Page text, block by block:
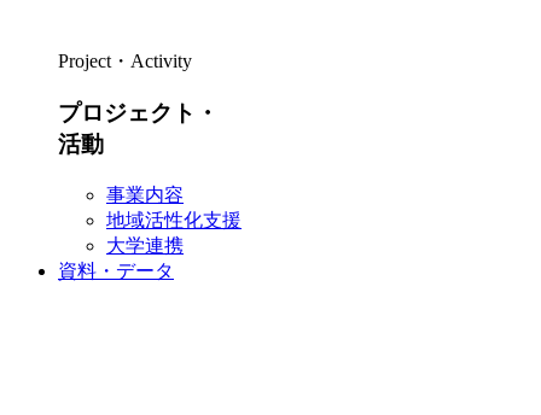
Project・Activity
プロジェクト・
活動
事業内容
地域活性化支援
大学連携
資料・データ